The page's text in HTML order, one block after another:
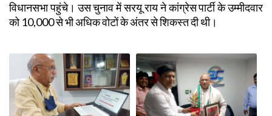
विधानसभा पहुंचे। उस चुनाव में सरयू राय ने कांग्रेस पार्टी के उम्मीदवार
को 10,000 से भी अधिक वोटों के अंतर से शिकस्त दी थी।